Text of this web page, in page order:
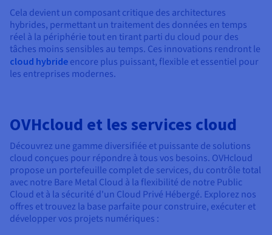
Cela devient un composant critique des architectures
hybrides, permettant un traitement des données en temps
réel à la périphérie tout en tirant parti du cloud pour des
tâches moins sensibles au temps. Ces innovations rendront le
cloud hybride encore plus puissant, flexible et essentiel pour
les entreprises modernes.
OVHcloud et les services cloud
Découvrez une gamme diversifiée et puissante de solutions
cloud conçues pour répondre à tous vos besoins. OVHcloud
propose un portefeuille complet de services, du contrôle total
avec notre Bare Metal Cloud à la flexibilité de notre Public
Cloud et à la sécurité d'un Cloud Privé Hébergé. Explorez nos
offres et trouvez la base parfaite pour construire, exécuter et
développer vos projets numériques :